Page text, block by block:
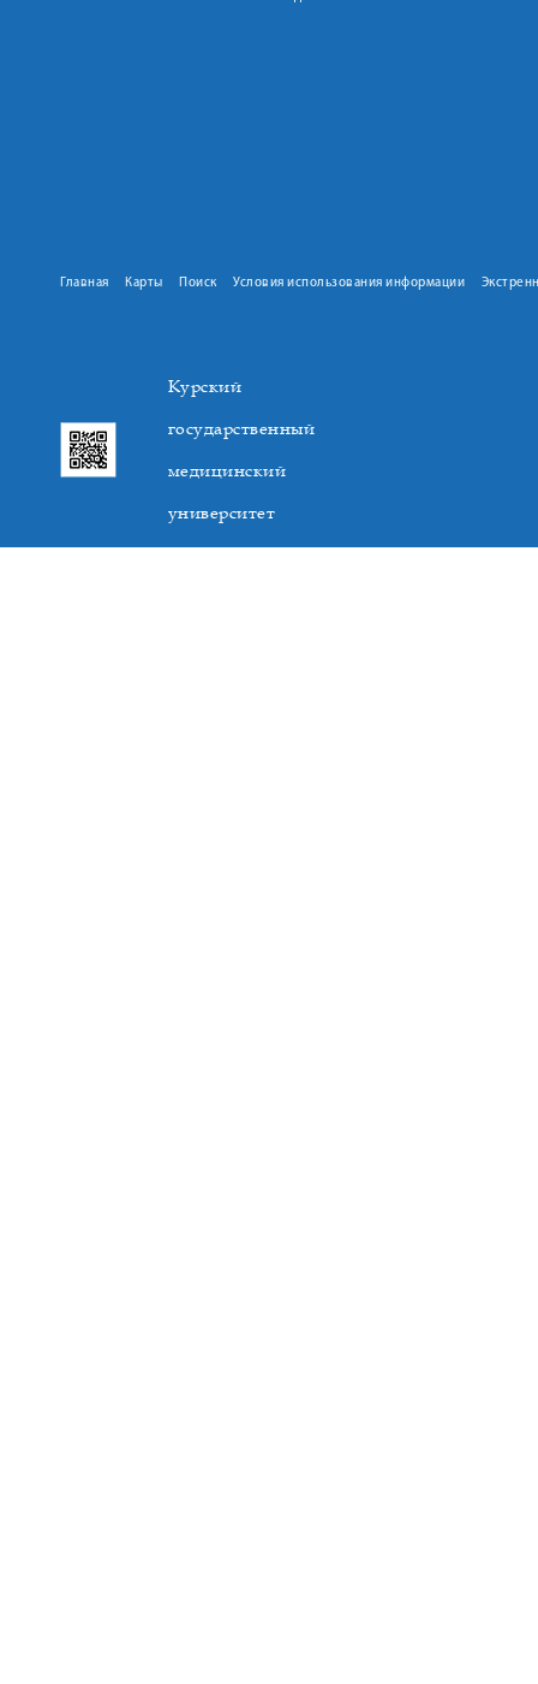
Главная Карты Поиск Условия использования информации
Курский
государственный
медицинский
университет